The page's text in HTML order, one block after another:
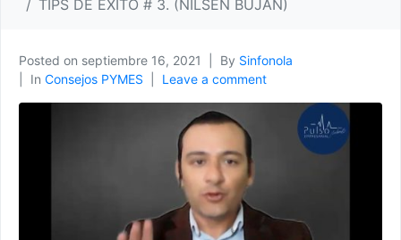
TIPS DE ÉXITO # 3. (NILSEN BUJÁN)
Posted on septiembre 16, 2021 By Sinfonola
In Consejos PYMES Leave a comment